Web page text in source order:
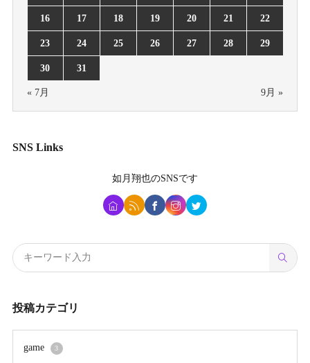
16 17 18 19 20 21 22
23 24 25 26 27 28 29
30 31
« 7月 9月 »
SNS Links
如月翔也のSNSです
投稿カテゴリ
game 3